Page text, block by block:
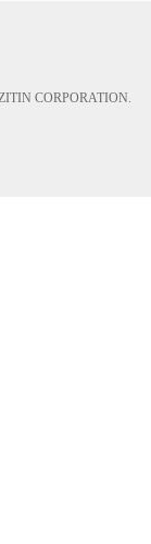
CORPORATION.